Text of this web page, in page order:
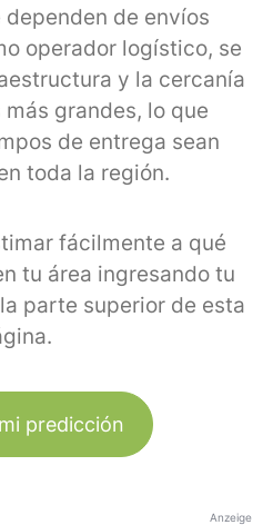
de envíos
operador logístico, se
y la cercanía
grandes, lo que
de entrega sean
toda la región.
fácilmente a qué
tu área ingresando tu
parte superior de esta
predicción
Anzeige